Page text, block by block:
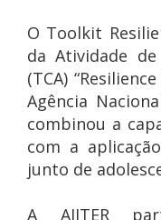
O Toolkit
da Atividade de
(TCA)
Agência
combinou a
com a
junto de
A AJITER